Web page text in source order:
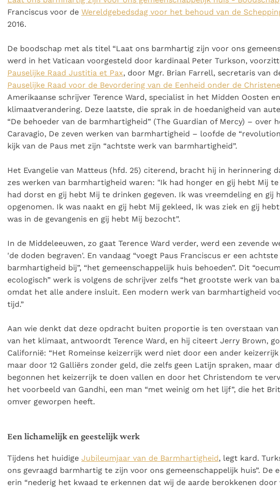
Franciscus voor de Wereldgebedsdag voor het behoud van de
2016.
De boodschap met als titel “Laat ons barmhartig zijn voor ons
werd in het Vaticaan voorgesteld door kardinaal Peter Turkson,
Pauselijke Raad Justitia et Pax, door Mgr. Brian Farrell, secretaris van
Pauselijke Raad voor de Bevordering van de Eenheid onder de
Amerikaanse schrijver Terence Ward, specialist in het Midden Oosten en
klimaatverandering. Deze laatste, die sprak in de hoedanigheid van
“De behoeder van de barmhartigheid” (The Guardian of Mercy) – over
Caravagio, De zeven werken van barmhartigheid – loofde de
kijk van de Paus met zijn “achtste werk van barmhartigheid”.
Het Evangelie van Matteus (hfd. 25) citerend, bracht hij in herinnering
zes werken van barmhartigheid waren: "Ik had honger en gij hebt Mij te
had dorst en gij hebt Mij te drinken gegeven. Ik was vreemdeling en gij
opgenomen. Ik was naakt en gij hebt Mij gekleed, Ik was ziek en gij
was in de gevangenis en gij hebt Mij bezocht”.
In de Middeleeuwen, zo gaat Terence Ward verder, werd een zevende
'de doden begraven'. En vandaag “voegt Paus Franciscus er een
barmhartigheid bij”, “het gemeenschappelijk huis behoeden”. Dit
ecologisch” werk is volgens de schrijver zelfs “het grootste werk van
omdat het alle andere insluit. Een modern werk van barmhartigheid
tijd.”
Aan wie denkt dat deze opdracht buiten proportie is ten overstaan van
van het klimaat, antwoordt Terence Ward, en hij citeert Jerry Brown,
Californië: “Het Romeinse keizerrijk werd niet door een ander
maar door 12 Galliërs zonder geld, die zelfs geen Latijn spraken, maar
begonnen het keizerrijk te doen vallen en door het Christendom te
het voorbeeld van Gandhi, een man “met weinig om het lijf”, die het
omver geworpen heeft.
Een lichamelijk en geestelijk werk
Tijdens het huidige Jubileumjaar van de Barmhartigheid, legt kard.
ons gevraagd barmhartig te zijn voor ons gemeenschappelijk huis”. De
erin “nederig het kwaad te erkennen dat wij de aarde berokkenen door